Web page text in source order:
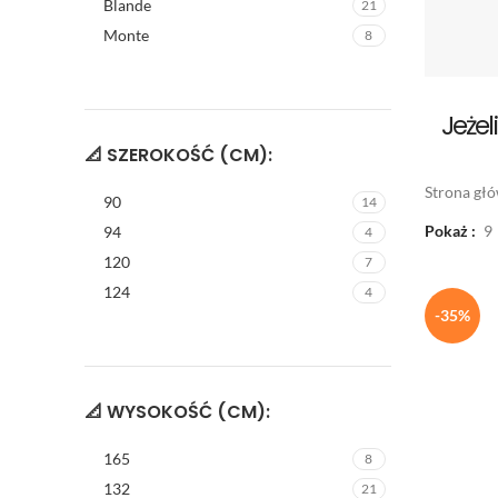
Blande 21
Monte 8
📐 SZEROKOŚĆ (CM):
90 14
94 4
120 7
124 4
📐 WYSOKOŚĆ (CM):
165 8
132 21
Do
Nie
ona
Strona
Pokaż 9
-35%